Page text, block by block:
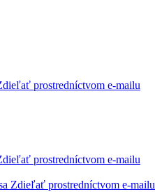
prostredníctvom e-mailu
prostredníctvom e-mailu
Zdieľať prostredníctvom e-mailu